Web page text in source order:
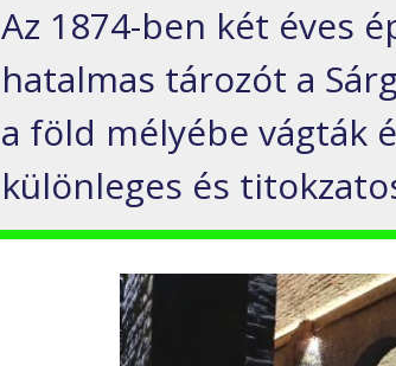
Az 1874-ben két éves
hatalmas tározót a
a föld mélyébe vágták
különleges és